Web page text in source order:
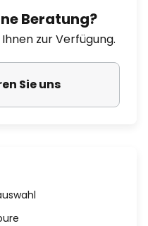
Beratung?
zur Verfügung.
Sie uns